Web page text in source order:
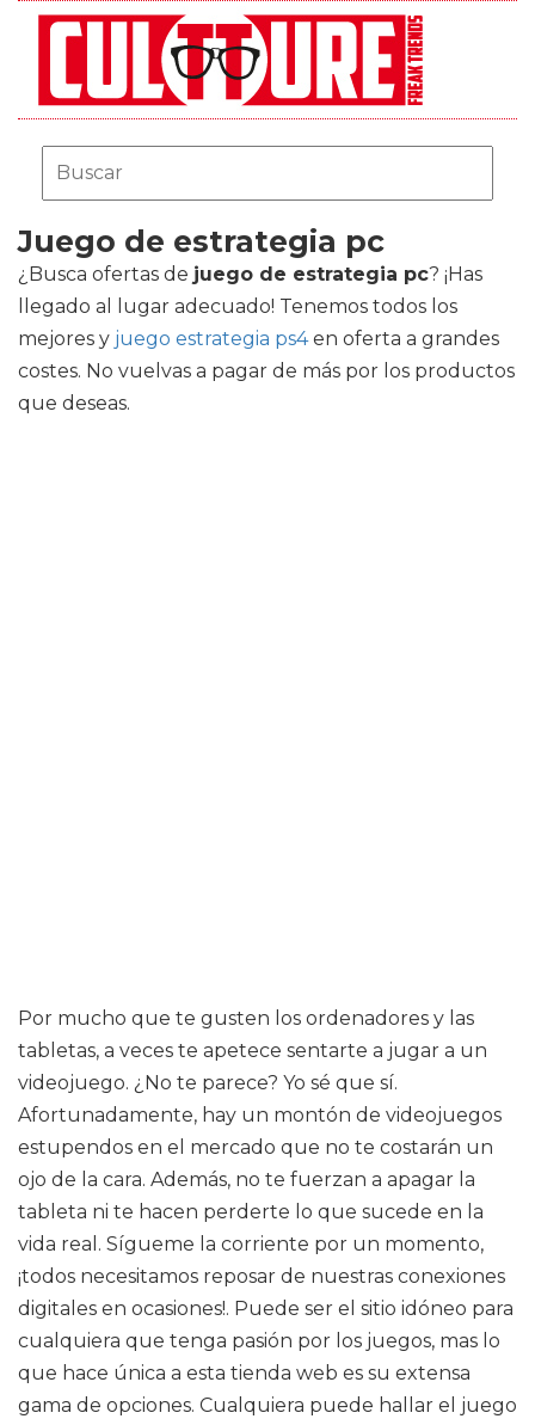
Juego de estrategia pc
¿Busca ofertas de juego de estrategia pc? ¡Has
llegado al lugar adecuado! Tenemos todos los
mejores y juego estrategia ps4en oferta a grandes
costes. No vuelvas a pagar de más por los productos
que deseas.
Por mucho que te gusten los ordenadores y las
tabletas, a veces te apetece sentarte a jugar a un
videojuego. ¿No te parece? Yo sé que sí.
Afortunadamente, hay un montón de videojuegos
estupendos en el mercado que no te costarán un
ojo de la cara. Además, no te fuerzan a apagar la
tableta ni te hacen perderte lo que sucede en la
vida real. Sígueme la corriente por un momento,
¡todos necesitamos reposar de nuestras conexiones
digitales en ocasiones!. Puede ser el sitio idóneo para
cualquiera que tenga pasión por los juegos, mas lo
que hace única a esta tienda web es su extensa
gama de opciones. Cualquiera puede hallar el juego